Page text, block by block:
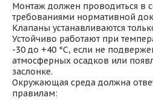
Монтаж должен проводиться в
требованиями нормативной
Клапаны устанавливаются
Устойчиво работают при
-30 до +40 °С, если не
атмосферных осадков или
заслонке.
Окружающая среда должна
правилам: